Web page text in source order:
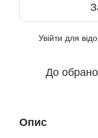
Увійти для
До
Опис